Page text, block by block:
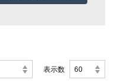
表示数 60